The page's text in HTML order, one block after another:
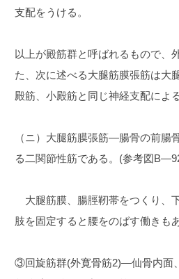
支配をうける。
以上が殿筋群と呼ばれるもので、
た、次に述べる大腿筋膜張筋は大
殿筋、小殿筋と同じ神経支配によ
（ニ）大腿筋膜張筋―腸骨の前腸
る二関節性筋である。(参考図
大腿筋膜、腸脛靭帯をつくり、
肢を固定すると腰をのばす働きも
③回旋筋群(外寛骨筋2)―仙骨内面